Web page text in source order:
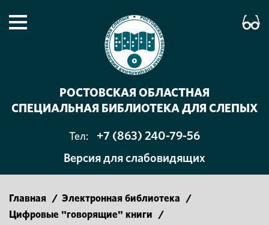
РОСТОВСКАЯ ОБЛАСТНАЯ
СПЕЦИАЛЬНАЯ БИБЛИОТЕКА ДЛЯ СЛЕПЫХ
Тел:
+7 (863) 240-79-56
Версия для слабовидящих
Главная / Электронная библиотека
/
Цифровые "говорящие" книги
/